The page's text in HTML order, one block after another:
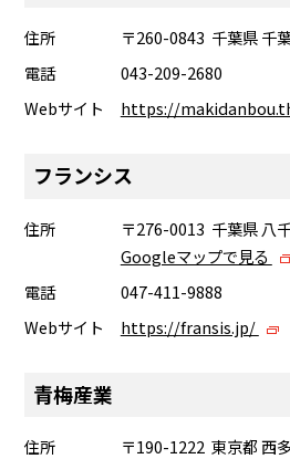
住所
〒260-0843 千葉県 千
電話
043-209-2680
Webサイト
https://
フランシス
住所
〒276-0013 千葉県 八
Googleマップで見る
電話
047-411-9888
Webサイト
https://fransis.jp/
青梅産業
住所
〒190-1222 東京都 西